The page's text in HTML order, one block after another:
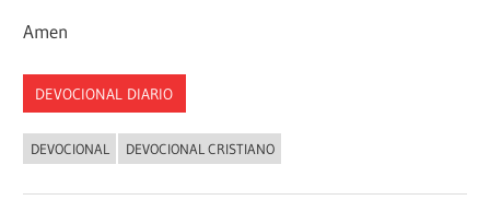
Amen
DEVOCIONAL DIARIO
DEVOCIONAL DEVOCIONAL CRISTIANO